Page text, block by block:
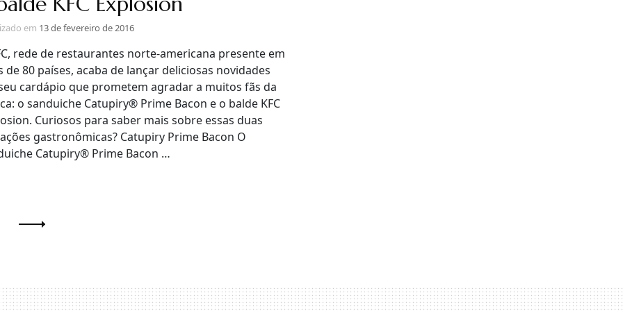
em 13 de fevereiro de 2016
rede de restaurantes norte-americana presente em
de 80 países, acaba de lançar deliciosas novidades
cardápio que prometem agradar a muitos fãs da
o sanduiche Catupiry® Prime Bacon e o balde KFC
Curiosos para saber mais sobre essas duas
gastronômicas? Catupiry Prime Bacon O
Catupiry® Prime Bacon …